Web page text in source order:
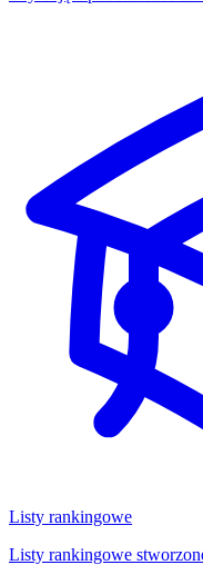
Listy rankingowe
Listy rankingowe